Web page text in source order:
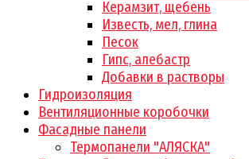
Керамзит, щебень
Известь, мел, глина
Песок
Гипс, алебастр
Добавки в растворы
Гидроизоляция
Вентиляционные коробочки
Фасадные панели
Термопанели "АЛЯСКА"